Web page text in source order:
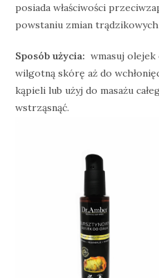
posiada właściwości
powstaniu zmian
Sposób użycia: wmasuj
wilgotną skórę aż do
kąpieli lub użyj do masażu
wstrząsnąć.